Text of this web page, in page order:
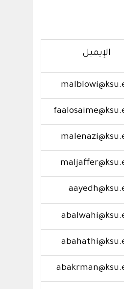
الإيميل